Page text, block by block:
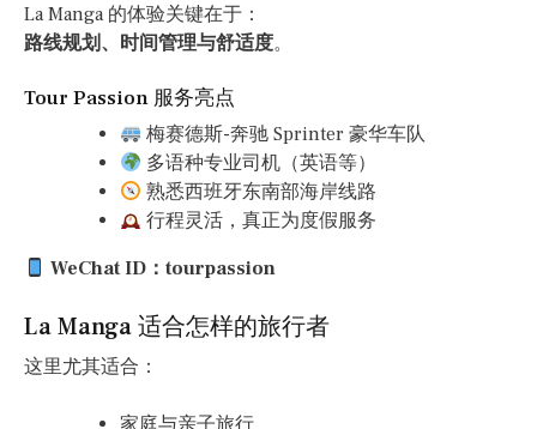
La Manga 的体验关键在于：
路线规划、时间管理与舒适度。
Tour Passion 服务亮点
梅赛德斯-奔驰 Sprinter 豪华车队
多语种专业司机（英语等）
熟悉西班牙东南部海岸线路
行程灵活，真正为度假服务
WeChat ID：tourpassion
La Manga 适合怎样的旅行者
这里尤其适合：